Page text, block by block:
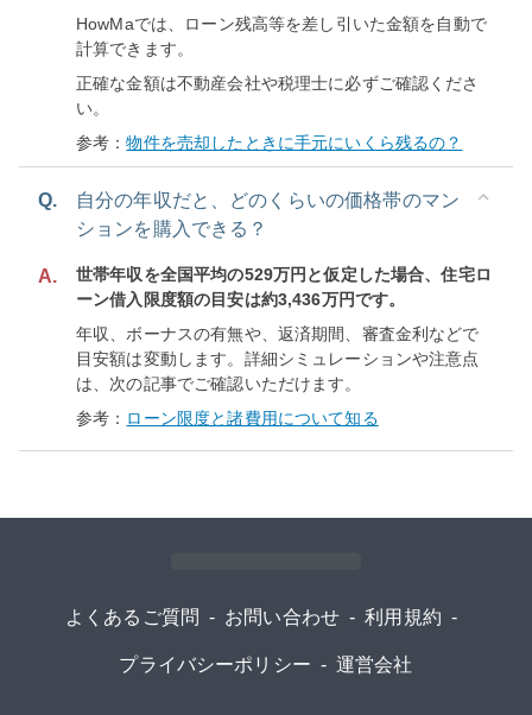
HowMaでは、ローン残高等を差し引いた金額を自動で
計算できます。
正確な金額は不動産会社や税理士に必ずご確認くださ
い。
参考：物件を売却したときに手元にいくら残るの？
Q.
自分の年収だと、どのくらいの価格帯のマン
ションを購入できる？
A.
世帯年収を全国平均の529万円と仮定した場合、住宅ロ
ーン借入限度額の目安は約3,436万円です。
年収、ボーナスの有無や、返済期間、審査金利などで
目安額は変動します。詳細シミュレーションや注意点
は、次の記事でご確認いただけます。
参考： ローン限度と諸費用について知る
よくあるご質問 - お問い合わせ - 利用規約 -
プライバシーポリシー - 運営会社